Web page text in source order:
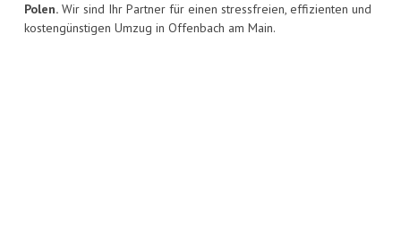
Polen. Wir sind Ihr Partner für einen stressfreien, effizienten und
kostengünstigen Umzug in Offenbach am Main.